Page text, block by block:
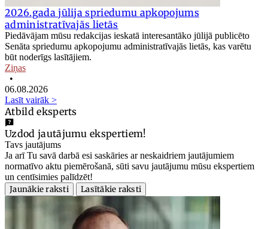
2026.gada jūlija spriedumu apkopojums
administratīvajās lietās
Piedāvājam mūsu redakcijas ieskatā interesantāko jūlijā publicēto
Senāta spriedumu apkopojumu administratīvajās lietās, kas varētu
būt noderīgs lasītājiem.
Ziņas
•
06.08.2026
Lasīt vairāk >
Atbild eksperts
Uzdod jautājumu ekspertiem!
Tavs jautājums
Ja arī Tu savā darbā esi saskāries ar neskaidriem jautājumiem
normatīvo aktu piemērošanā, sūti savu jautājumu mūsu ekspertiem
un centīsimies palīdzēt!
Jaunākie raksti
Lasītākie raksti